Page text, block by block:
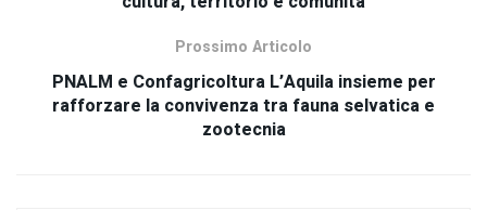
Prossimo Articolo
PNALM e Confagricoltura L’Aquila insieme per
rafforzare la convivenza tra fauna selvatica e
zootecnia